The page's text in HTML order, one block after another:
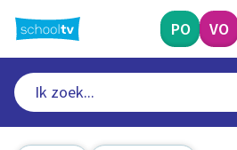
naar
hoofdinhoud
PO VO